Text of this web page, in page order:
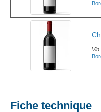
Vin
Fiche technique